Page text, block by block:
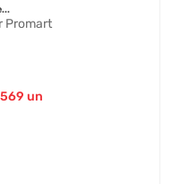
Promart
569 un